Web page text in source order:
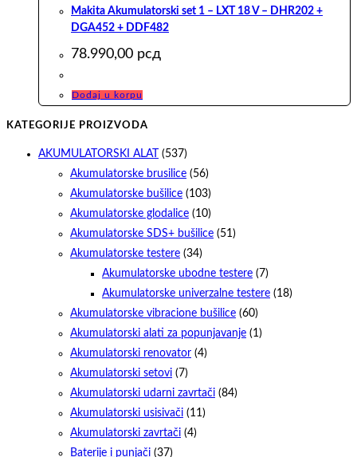
Makita Akumulatorski set 1 – LXT 18 V – DHR202 +
DGA452 + DDF482
78.990,00 рсд
Dodaj u korpu
KATEGORIJE PROIZVODA
AKUMULATORSKI ALAT
(537)
Akumulatorske brusilice (56)
Akumulatorske bušilice (103)
Akumulatorske glodalice (10)
Akumulatorske SDS+ bušilice (51)
Akumulatorske testere (34)
Akumulatorske ubodne testere (7)
Akumulatorske univerzalne testere (18)
Akumulatorske vibracione bušilice (60)
Akumulatorski alati za popunjavanje (1)
Akumulatorski renovator (4)
Akumulatorski setovi (7)
Akumulatorski udarni zavrtači (84)
Akumulatorski usisivači (11)
Akumulatorski zavrtači (4)
Baterije i punjači (37)